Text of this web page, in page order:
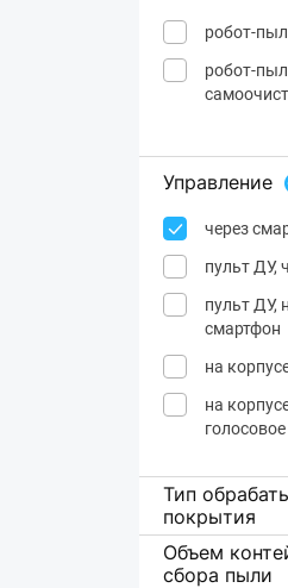
робот-
робот-
Управление
через
пульт ДУ,
пульт ДУ,
смартфон
на
на
голосовое
Тип
покрытия
Объем
сбора пыли